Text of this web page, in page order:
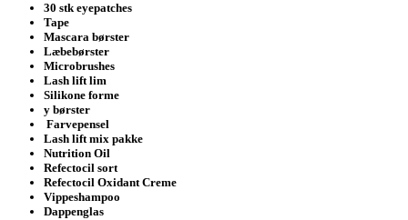
30 stk eyepatches
Tape
Mascara børster
Læbebørster
Microbrushes
Lash lift lim
Silikone forme
y børster
Farvepensel
Lash lift mix pakke
Nutrition Oil
Refectocil sort
Refectocil Oxidant Creme
Vippeshampoo
Dappenglas